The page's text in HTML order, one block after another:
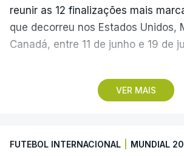
VER MAIS
reunir as 12 finalizações mais
que decorreu nos Estados Unidos,
Canadá, entre 11 de junho e 19 de
Lopes Cabral conquistou o prémio
remate de pé direito que colocou a
FUTEBOL INTERNACIONAL MUNDIAL